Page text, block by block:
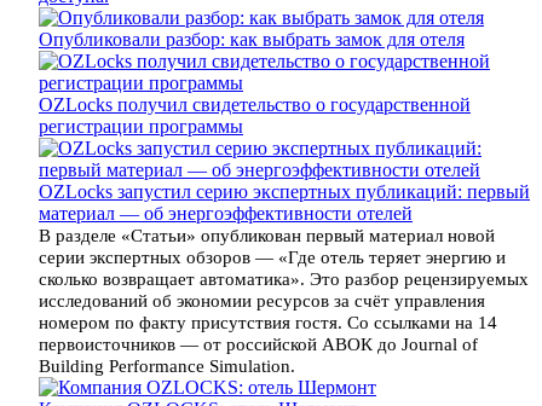
Опубликовали разбор: как выбрать замок для отеля
OZLocks получил свидетельство о государственной
регистрации программы
OZLocks запустил серию экспертных публикаций: первый
материал — об энергоэффективности отелей
В разделе «Статьи» опубликован первый материал новой
серии экспертных обзоров — «Где отель теряет энергию и
сколько возвращает автоматика». Это разбор рецензируемых
исследований об экономии ресурсов за счёт управления
номером по факту присутствия гостя. Со ссылками на 14
первоисточников — от российской АВОК до Journal of
Building Performance Simulation.